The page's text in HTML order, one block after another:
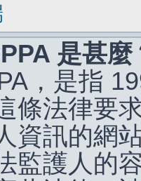
是甚麼
，是指
條法律要
資訊的網
監護人的